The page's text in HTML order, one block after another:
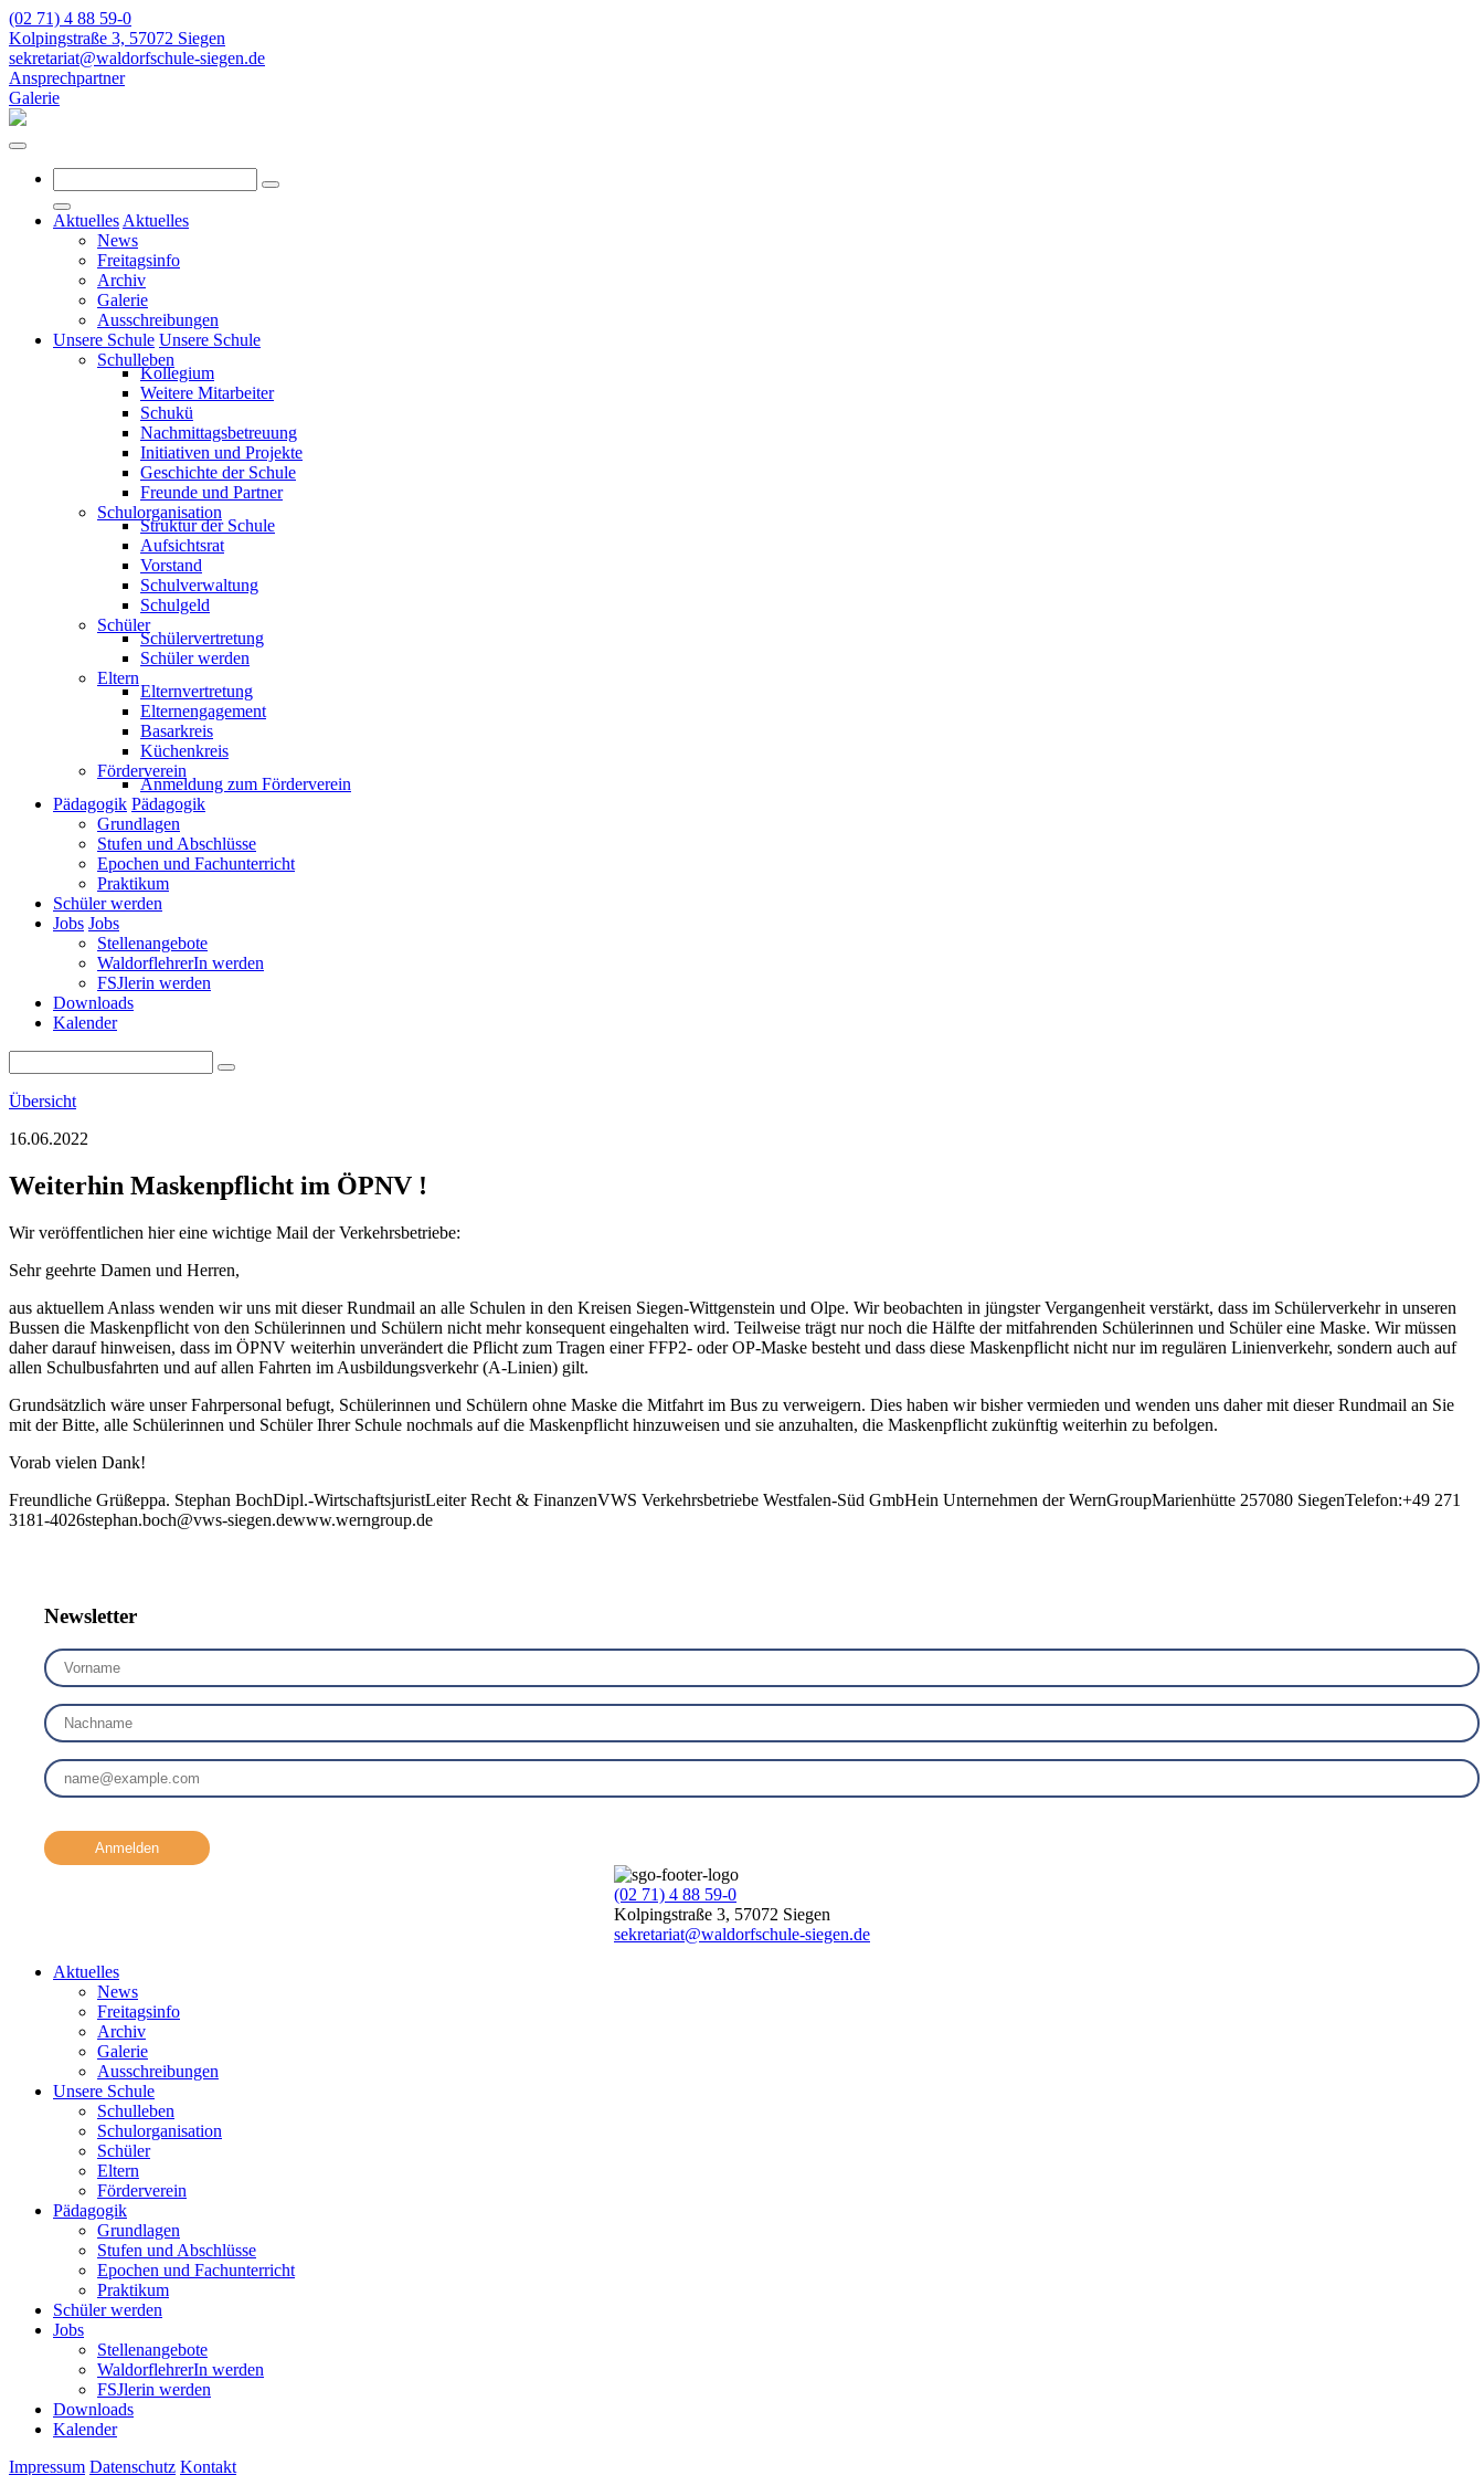
(02 71) 4 88 59-0
Kolpingstraße 3, 57072 Siegen
sekretariat@waldorfschule-siegen.de
Ansprechpartner
Galerie
Aktuelles Aktuelles
News
Freitagsinfo
Archiv
Galerie
Ausschreibungen
Unsere Schule Unsere Schule
Schulleben
Kollegium
Weitere Mitarbeiter
Schukü
Nachmittagsbetreuung
Initiativen und Projekte
Geschichte der Schule
Freunde und Partner
Schulorganisation
Struktur der Schule
Aufsichtsrat
Vorstand
Schulverwaltung
Schulgeld
Schüler
Schülervertretung
Schüler werden
Eltern
Elternvertretung
Elternengagement
Basarkreis
Küchenkreis
Förderverein
Anmeldung zum Förderverein
Pädagogik Pädagogik
Grundlagen
Stufen und Abschlüsse
Epochen und Fachunterricht
Praktikum
Schüler werden
Jobs Jobs
Stellenangebote
WaldorflehrerIn werden
FSJlerin werden
Downloads
Kalender
Übersicht
16.06.2022
Weiterhin Maskenpflicht im ÖPNV !
Wir veröffentlichen hier eine wichtige Mail der Verkehrsbetriebe:
Sehr geehrte Damen und Herren,
aus aktuellem Anlass wenden wir uns mit dieser Rundmail an alle Schulen in den Kreisen Siegen-Wittgenstein und Olpe. Wir beobachten in jüngster Vergangenheit verstärkt, dass im Schülerverkehr in unseren
Bussen die Maskenpflicht von den Schülerinnen und Schülern nicht mehr konsequent eingehalten wird. Teilweise trägt nur noch die Hälfte der mitfahrenden Schülerinnen und Schüler eine Maske. Wir müssen
daher darauf hinweisen, dass im ÖPNV weiterhin unverändert die Pflicht zum Tragen einer FFP2- oder OP-Maske besteht und dass diese Maskenpflicht nicht nur im regulären Linienverkehr, sondern auch auf
allen Schulbusfahrten und auf allen Fahrten im Ausbildungsverkehr (A-Linien) gilt.
Grundsätzlich wäre unser Fahrpersonal befugt, Schülerinnen und Schülern ohne Maske die Mitfahrt im Bus zu verweigern. Dies haben wir bisher vermieden und wenden uns daher mit dieser Rundmail an Sie
mit der Bitte, alle Schülerinnen und Schüler Ihrer Schule nochmals auf die Maskenpflicht hinzuweisen und sie anzuhalten, die Maskenpflicht zukünftig weiterhin zu befolgen.
Vorab vielen Dank!
Freundliche Grüßeppa. Stephan BochDipl.-WirtschaftsjuristLeiter Recht & FinanzenVWS Verkehrsbetriebe Westfalen-Süd GmbHein Unternehmen der WernGroupMarienhütte 257080 SiegenTelefon:+49 271
3181-4026stephan.boch@vws-siegen.dewww.werngroup.de
Newsletter
Anmelden
(02 71) 4 88 59-0
Kolpingstraße 3, 57072 Siegen
sekretariat@waldorfschule-siegen.de
Aktuelles
News
Freitagsinfo
Archiv
Galerie
Ausschreibungen
Unsere Schule
Schulleben
Schulorganisation
Schüler
Eltern
Förderverein
Pädagogik
Grundlagen
Stufen und Abschlüsse
Epochen und Fachunterricht
Praktikum
Schüler werden
Jobs
Stellenangebote
WaldorflehrerIn werden
FSJlerin werden
Downloads
Kalender
Impressum Datenschutz Kontakt